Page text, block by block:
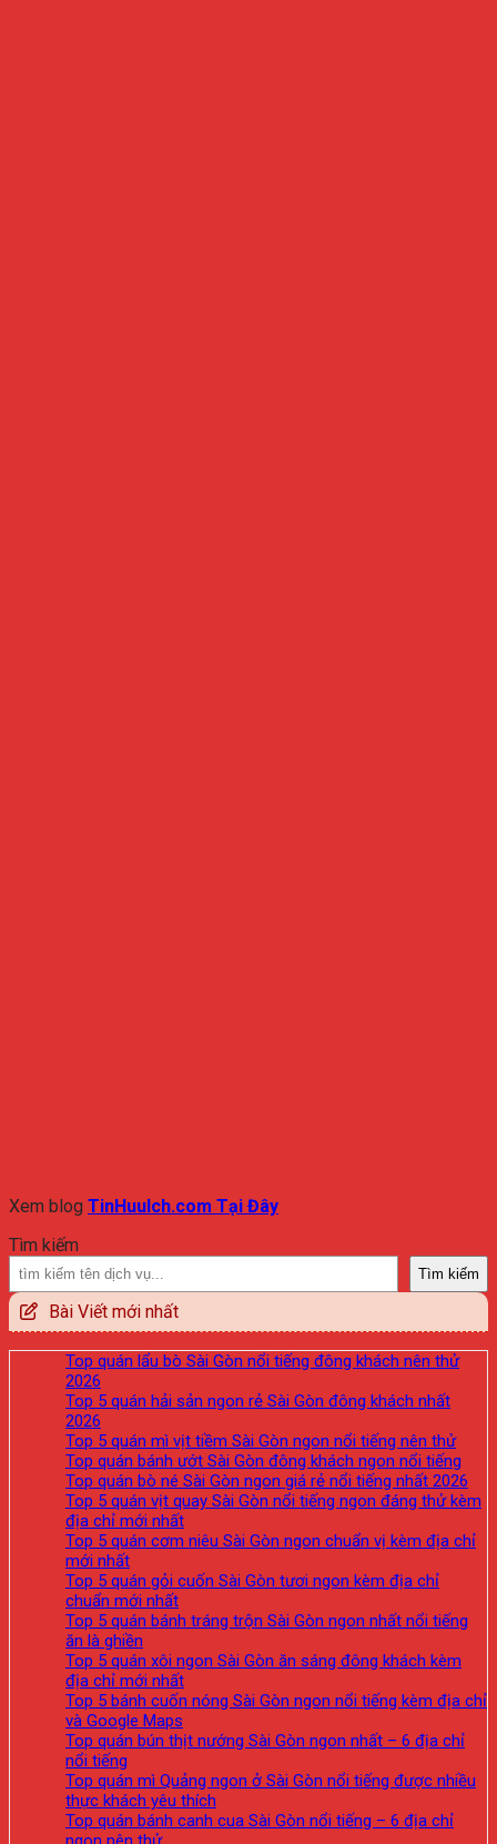
Xem blog TinHuuIch.com Tại Đây
Tìm kiếm
Tìm kiếm
Bài Viết mới nhất
Top quán lẩu bò Sài Gòn nổi tiếng đông khách nên thử
2026
Top 5 quán hải sản ngon rẻ Sài Gòn đông khách nhất
2026
Top 5 quán mì vịt tiềm Sài Gòn ngon nổi tiếng nên thử
Top quán bánh ướt Sài Gòn đông khách ngon nổi tiếng
Top quán bò né Sài Gòn ngon giá rẻ nổi tiếng nhất 2026
Top 5 quán vịt quay Sài Gòn nổi tiếng ngon đáng thử kèm
địa chỉ mới nhất
Top 5 quán cơm niêu Sài Gòn ngon chuẩn vị kèm địa chỉ
mới nhất
Top 5 quán gỏi cuốn Sài Gòn tươi ngon kèm địa chỉ
chuẩn mới nhất
Top 5 quán bánh tráng trộn Sài Gòn ngon nhất nổi tiếng
ăn là ghiền
Top 5 quán xôi ngon Sài Gòn ăn sáng đông khách kèm
địa chỉ mới nhất
Top 5 bánh cuốn nóng Sài Gòn ngon nổi tiếng kèm địa chỉ
và Google Maps
Top quán bún thịt nướng Sài Gòn ngon nhất – 6 địa chỉ
nổi tiếng
Top quán mì Quảng ngon ở Sài Gòn nổi tiếng được nhiều
thực khách yêu thích
Top quán bánh canh cua Sài Gòn nổi tiếng – 6 địa chỉ